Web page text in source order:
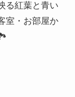
る紅葉と青い
室・お部屋か